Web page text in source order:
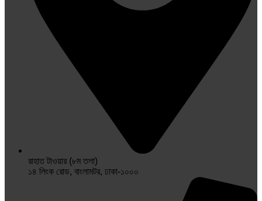
রাহাত টাওয়ার (৮ম তলা)
১৪ লিংক রোড, বাংলামটর, ঢাকা-১০০০